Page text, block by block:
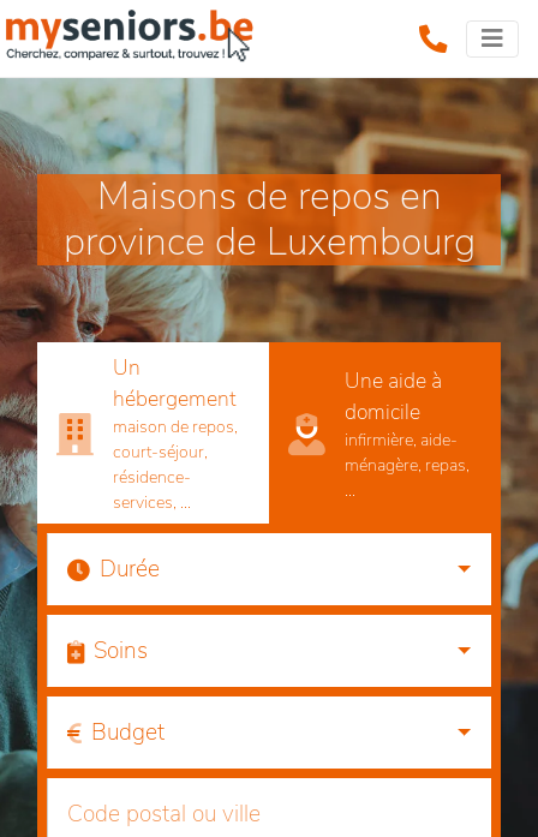
Maisons de repos en
province de Luxembourg
Un
hébergement
maison de repos,
court-séjour,
résidence-
services, ...
Une aide à
domicile
infirmière, aide-
ménagère, repas,
...
Durée
Soins
Budget